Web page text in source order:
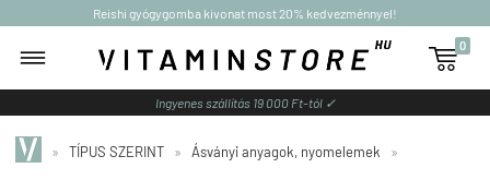
Reishi gyógygomba kivonat most 20% kedvezménnyel!

0
Ingyenes szállítás 19 000 Ft-tól ✓
» TÍPUS SZERINT » Ásványi anyagok, nyomelemek »